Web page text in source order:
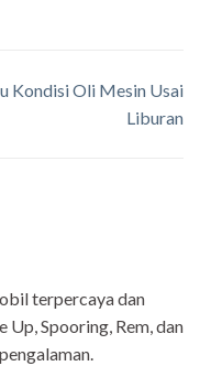
terpercaya dan
Up, Spooring, Rem, dan
Kondisi Oli Mesin Usai
Liburan